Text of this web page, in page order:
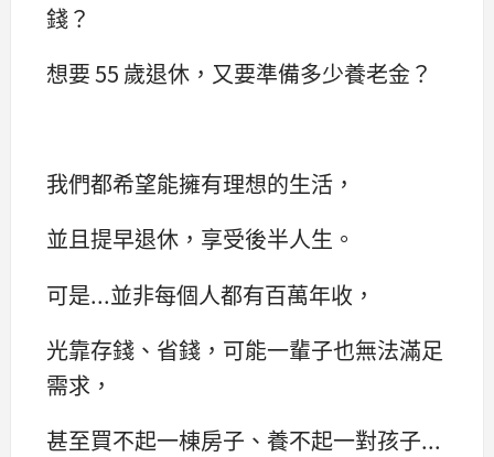
錢？
想要 55 歲退休，又要準備多少養老金？
我們都希望能擁有理想的生活，
並且提早退休，享受後半人生。
可是...並非每個人都有百萬年收，
光靠存錢、省錢，可能一輩子也無法滿足
需求，
甚至買不起一棟房子、養不起一對孩子...